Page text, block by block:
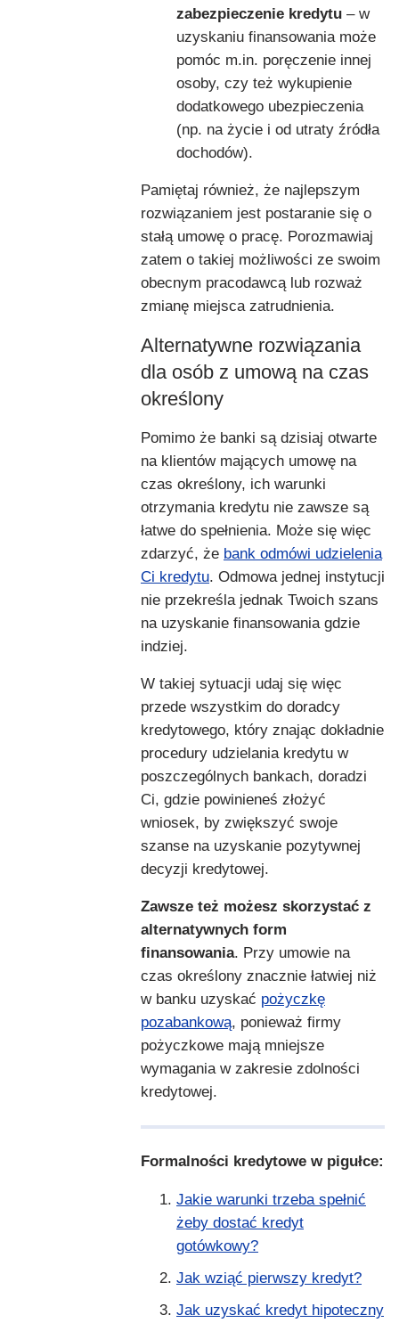
zabezpieczenie kredytu – w
uzyskaniu finansowania może
pomóc m.in. poręczenie innej
osoby, czy też wykupienie
dodatkowego ubezpieczenia
(np. na życie i od utraty źródła
dochodów).
Pamiętaj również, że najlepszym
rozwiązaniem jest postaranie się o
stałą umowę o pracę. Porozmawiaj
zatem o takiej możliwości ze swoim
obecnym pracodawcą lub rozważ
zmianę miejsca zatrudnienia.
Alternatywne rozwiązania
dla osób z umową na czas
określony
Pomimo że banki są dzisiaj otwarte
na klientów mających umowę na
czas określony, ich warunki
otrzymania kredytu nie zawsze są
łatwe do spełnienia. Może się więc
zdarzyć, że bank odmówi udzielenia
Ci kredytu. Odmowa jednej instytucji
nie przekreśla jednak Twoich szans
na uzyskanie finansowania gdzie
indziej.
W takiej sytuacji udaj się więc
przede wszystkim do doradcy
kredytowego, który znając dokładnie
procedury udzielania kredytu w
poszczególnych bankach, doradzi
Ci, gdzie powinieneś złożyć
wniosek, by zwiększyć swoje
szanse na uzyskanie pozytywnej
decyzji kredytowej.
Zawsze też możesz skorzystać z
alternatywnych form
finansowania. Przy umowie na
czas określony znacznie łatwiej niż
w banku uzyskać pożyczkę
pozabankową, ponieważ firmy
pożyczkowe mają mniejsze
wymagania w zakresie zdolności
kredytowej.
Formalności kredytowe w pigułce:
Jakie warunki trzeba spełnić
żeby dostać kredyt
gotówkowy?
Jak wziąć pierwszy kredyt?
Jak uzyskać kredyt hipoteczny